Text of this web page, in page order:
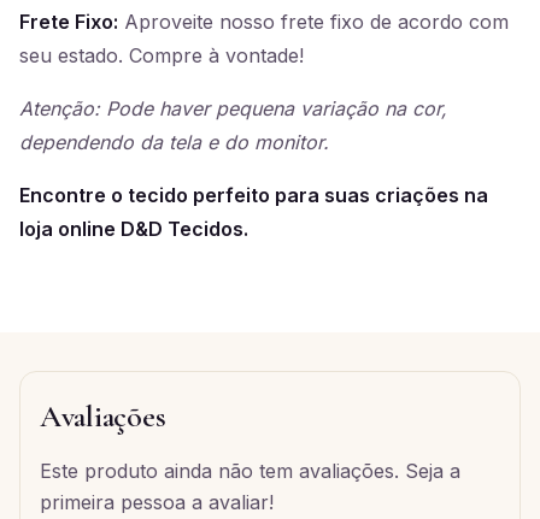
Frete Fixo: Aproveite nosso frete fixo de acordo com
seu estado. Compre à vontade!
Atenção: Pode haver pequena variação na cor,
dependendo da tela e do monitor.
Encontre o tecido perfeito para suas criações na
loja online D&D Tecidos.
Avaliações
Este produto ainda não tem avaliações. Seja a
primeira pessoa a avaliar!